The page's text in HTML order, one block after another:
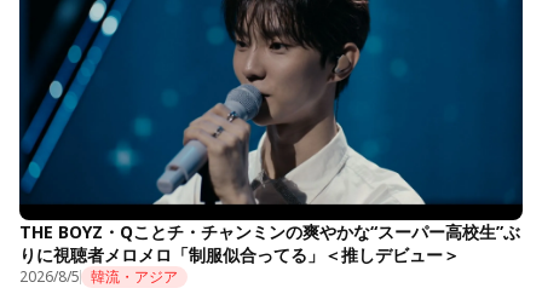
THE BOYZ・Qことチ・チャンミンの爽やかな“スーパー高校生”ぶ
りに視聴者メロメロ「制服似合ってる」＜推しデビュー＞
2026/8/5 韓流・アジア